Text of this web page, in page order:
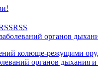
RSS
органов
колюще-режущими
органов дыхания и